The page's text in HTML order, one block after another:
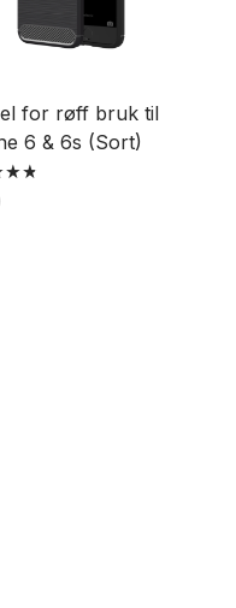
for røff bruk til
6 & 6s (Sort)